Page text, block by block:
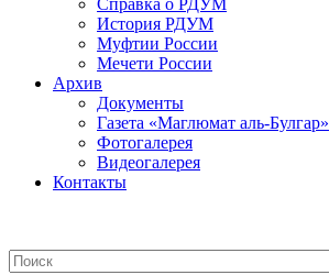
Справка о РДУМ
История РДУМ
Муфтии России
Мечети России
Архив
Документы
Газета «Маглюмат аль-Булгар»
Фотогалерея
Видеогалерея
Контакты